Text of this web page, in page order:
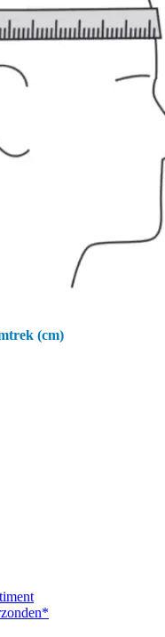
(cm)